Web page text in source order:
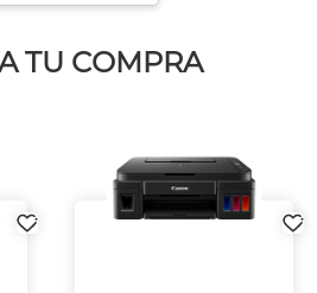
TU COMPRA